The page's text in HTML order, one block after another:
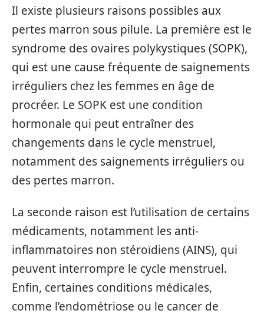
Il existe plusieurs raisons possibles aux
pertes marron sous pilule. La première est le
syndrome des ovaires polykystiques (SOPK),
qui est une cause fréquente de saignements
irréguliers chez les femmes en âge de
procréer. Le SOPK est une condition
hormonale qui peut entraîner des
changements dans le cycle menstruel,
notamment des saignements irréguliers ou
des pertes marron.
La seconde raison est l’utilisation de certains
médicaments, notamment les anti-
inflammatoires non stéroïdiens (AINS), qui
peuvent interrompre le cycle menstruel.
Enfin, certaines conditions médicales,
comme l’endométriose ou le cancer de